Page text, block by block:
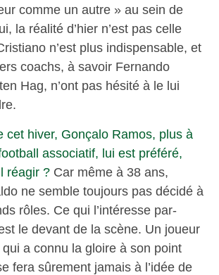
comme un autre » au sein de
la réalité d’hier n’est pas celle
n’est plus indispensable, et
coachs, à savoir Fernando
Hag, n’ont pas hésité à le lui
cet hiver, Gonçalo Ramos, plus à
associatif, lui est préféré,
réagir ?Car même à 38 ans,
ne semble toujours pas décidé à
rôles. Ce qui l’intéresse par-
le devant de la scène. Un joueur
a connu la gloire à son point
fera sûrement jamais à l’idée de